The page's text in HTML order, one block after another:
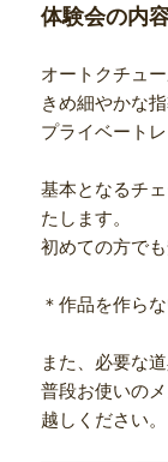
体験会の内
オートクチュ
きめ細やかな指
プライベート
基本となるチ
たします。
初めての方で
＊作品を作ら
また、必要な
普段お使いの
越しください。